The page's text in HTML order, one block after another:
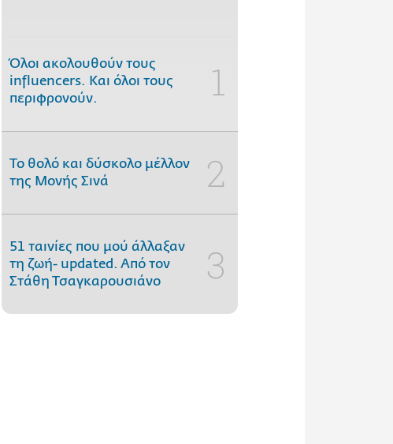
Όλοι ακολουθούν τους
influencers. Και όλοι τους
περιφρονούν.
Το θολό και δύσκολο μέλλον
της Μονής Σινά
51 ταινίες που μού άλλαξαν
τη ζωή- updated. Aπό τον
Στάθη Τσαγκαρουσιάνο